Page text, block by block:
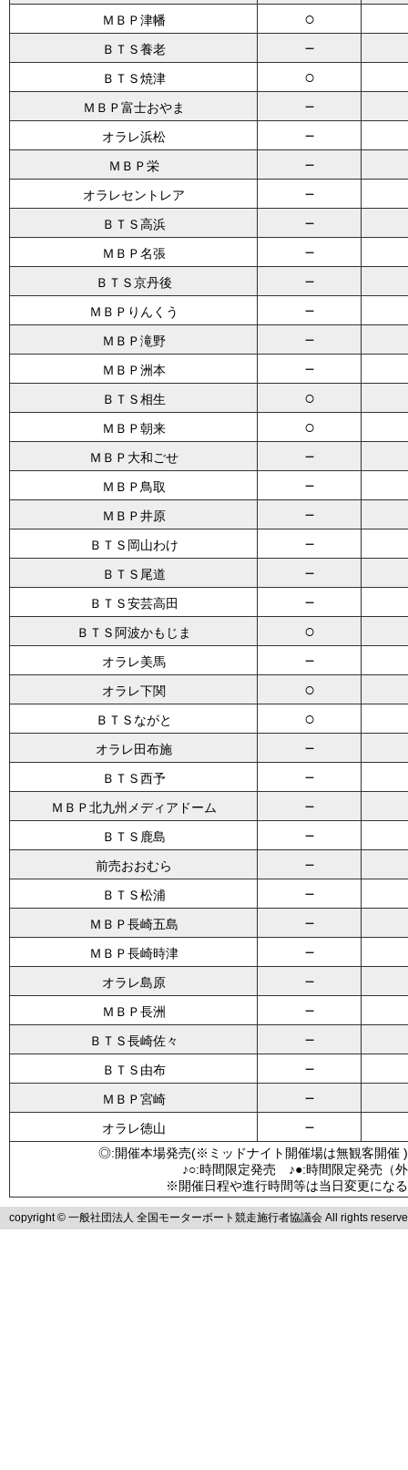
ＭＢＰ津幡 ○
ＢＴＳ養老 －
ＢＴＳ焼津 ○
ＭＢＰ富士おやま －
オラレ浜松 －
ＭＢＰ栄 －
オラレセントレア －
ＢＴＳ高浜 －
ＭＢＰ名張 －
ＢＴＳ京丹後 －
ＭＢＰりんくう －
ＭＢＰ滝野 －
ＭＢＰ洲本 －
ＢＴＳ相生 ○
ＭＢＰ朝来 ○
ＭＢＰ大和ごせ －
ＭＢＰ鳥取 －
ＭＢＰ井原 －
ＢＴＳ岡山わけ －
ＢＴＳ尾道 －
ＢＴＳ安芸高田 －
ＢＴＳ阿波かもじま ○
オラレ美馬 －
オラレ下関 ○
ＢＴＳながと ○
オラレ田布施 －
ＢＴＳ西予 －
ＭＢＰ北九州メディアドーム －
ＢＴＳ鹿島 －
前売おおむら －
ＢＴＳ松浦 －
ＭＢＰ長崎五島 －
ＭＢＰ長崎時津 －
オラレ島原 －
ＭＢＰ長洲 －
ＢＴＳ長崎佐々 －
ＢＴＳ由布 －
ＭＢＰ宮崎 －
オラレ徳山 －
◎:開催本場発売(※ミッドナイト開催場は無観客
♪○:時間限定発売 ♪●:時間限定発売
※開催日程や進行時間等は当日変更にな
copyright © 一般社団法人 全国モーターボート競走施行者協議会 All rights